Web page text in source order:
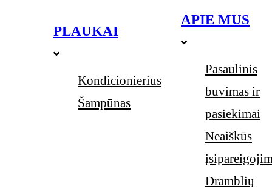
PLAUKAI
Kondicionierius
Šampūnas
APIE MUS
Pasaulinis
buvimas ir
pasiekimai
Neaiškūs
Dramblių